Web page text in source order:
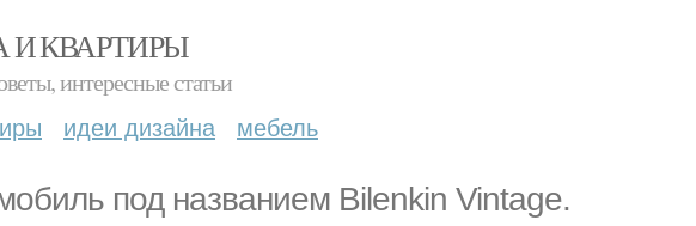
И КВАРТИРЫ
интересные статьи
идеи дизайна мебель
под названием Bilenkin Vintage.